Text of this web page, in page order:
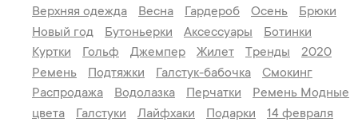
Верхняя одежда
Весна Гардероб Осень
Брюки
Новый год
Бутоньерки Аксессуары
Ботинки
Куртки
Гольф Джемпер Жилет Тренды
2020
Ремень
Подтяжки Галстук-бабочка
Смокинг
Распродажа
Водолазка Перчатки Ремень Модные
цвета
Галстуки Лайфхаки Подарки
14 февраля